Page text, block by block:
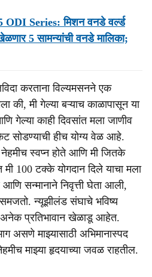
Series: मिशन वनडे वर्ल्ड
5 सामन्यांची वनडे मालिका;
करताना विल्यमसनने एक
की, मी गेल्या बऱ्याच काळापासून या
गेल्या काही दिवसांत मला जाणीव
सोडण्याची हीच योग्य वेळ आहे.
स्वप्न होते आणि मी जितके
100 टक्के योगदान दिले याचा मला
सन्मानाने निवृत्ती घेता आली,
समजतो. न्यूझीलंड संघाचे भविष्य
प्रतिभावान खेळाडू आहेत.
असणे माझ्यासाठी अभिमानास्पद
माझ्या हृदयाच्या जवळ राहतील.